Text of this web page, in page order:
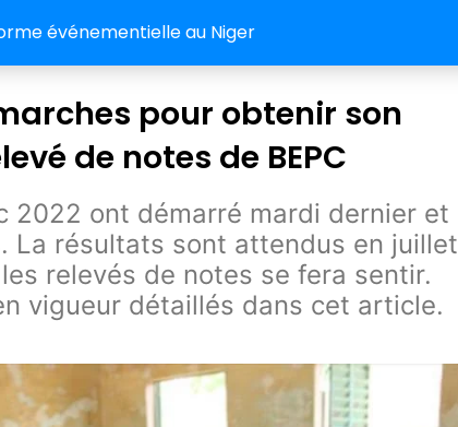
événementielle au Niger
pour obtenir son
de notes de BEPC
2022 ont démarré mardi dernier et
La résultats sont attendus en juillet
relevés de notes se fera sentir.
vigueur détaillés dans cet article.